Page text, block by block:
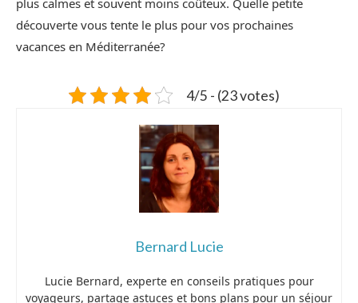
découverte vous tente le plus pour vos prochaines
vacances en Méditerranée?
4/5 - (23 votes)
Bernard Lucie
Lucie Bernard, experte en conseils pratiques pour
voyageurs, partage astuces et bons plans pour un séjour